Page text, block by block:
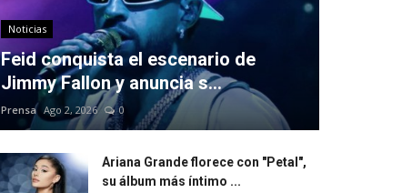
Noticias
Feid conquista el escenario de
Jimmy Fallon y anuncia s...
Prensa Ago 2, 2026 0
Ariana Grande florece con "Petal",
su álbum más íntimo ...